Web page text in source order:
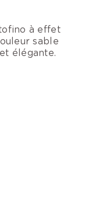
à effet
sable
élégante.